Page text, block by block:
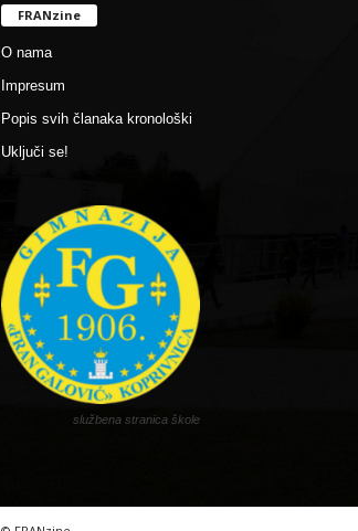
FRANzine
O nama
Impresum
Popis svih članaka kronološki
Uključi se!
službena stranica škole